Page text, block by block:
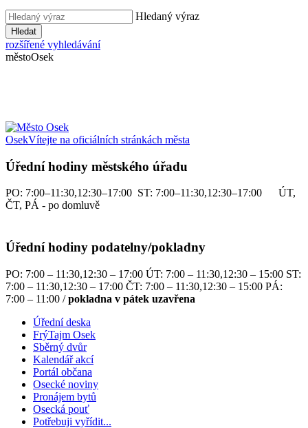
Hledaný výraz
Hledat
rozšířené vyhledávání
městoOsek
OsekVítejte na oficiálních stránkách města
Úřední hodiny městského úřadu
PO: 7:00–11:30,12:30–17:00 ST: 7:00–11:30,12:30–17:00 ÚT,
ČT, PÁ - po domluvě
Úřední hodiny podatelny/pokladny
PO: 7:00 – 11:30,12:30 – 17:00 ÚT: 7:00 – 11:30,12:30 – 15:00 ST:
7:00 – 11:30,12:30 – 17:00 ČT: 7:00 – 11:30,12:30 – 15:00 PÁ:
7:00 – 11:00 /pokladna v pátek uzavřena
Úřední deska
FrýTajm Osek
Sběrný dvůr
Kalendář akcí
Portál občana
Osecké noviny
Pronájem bytů
Osecká pouť
Potřebuji vyřídit...